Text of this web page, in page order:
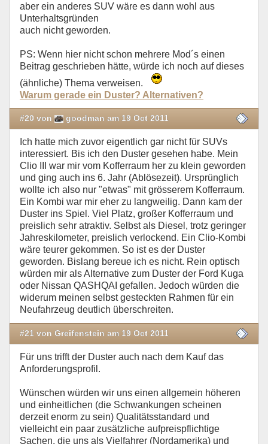
aber ein anderes SUV wäre es dann wohl aus
Unterhaltsgründen
auch nicht geworden.
PS: Wenn hier nicht schon mehrere Mod´s einen
Beitrag geschrieben hätte, würde ich noch auf dieses
(ähnliche) Thema verweisen.
Warum gerade ein Duster? Alternativen?
#20 von goodman am 19 Oct 2011
Ich hatte mich zuvor eigentlich gar nicht für SUVs
interessiert. Bis ich den Duster gesehen habe. Mein
Clio III war mir vom Kofferraum her zu klein geworden
und ging auch ins 6. Jahr (Ablösezeit). Ursprünglich
wollte ich also nur "etwas" mit grösserem Kofferraum.
Ein Kombi war mir eher zu langweilig. Dann kam der
Duster ins Spiel. Viel Platz, großer Kofferraum und
preislich sehr atraktiv. Selbst als Diesel, trotz geringer
Jahreskilometer, preislich verlockend. Ein Clio-Kombi
wäre teurer gekommen. So ist es der Duster
geworden. Bislang bereue ich es nicht. Rein optisch
würden mir als Alternative zum Duster der Ford Kuga
oder Nissan QASHQAI gefallen. Jedoch würden die
widerum meinen selbst gesteckten Rahmen für ein
Neufahrzeug deutlich überschreiten.
#21 von Greifenstein am 19 Oct 2011
Für uns trifft der Duster auch nach dem Kauf das
Anforderungsprofil.
Wünschen würden wir uns einen allgemein höheren
und einheitlichen (die Schwankungen scheinen
derzeit enorm zu sein) Qualitätsstandard und
vielleicht ein paar zusätzliche aufpreispflichtige
Sachen, die uns als Vielfahrer (Nordamerika) und